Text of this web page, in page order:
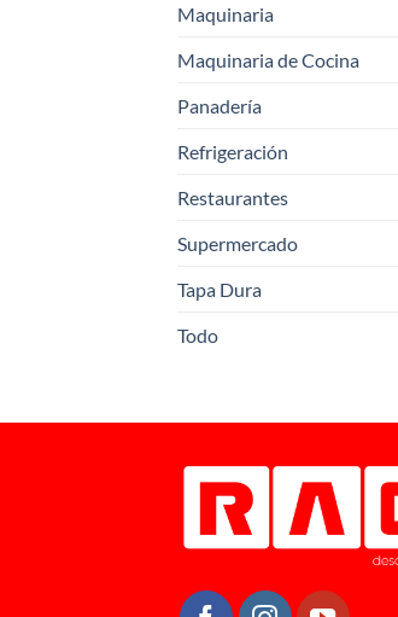
Maquinaria
Maquinaria de Cocina
Panadería
Refrigeración
Restaurantes
Supermercado
Tapa Dura
Todo